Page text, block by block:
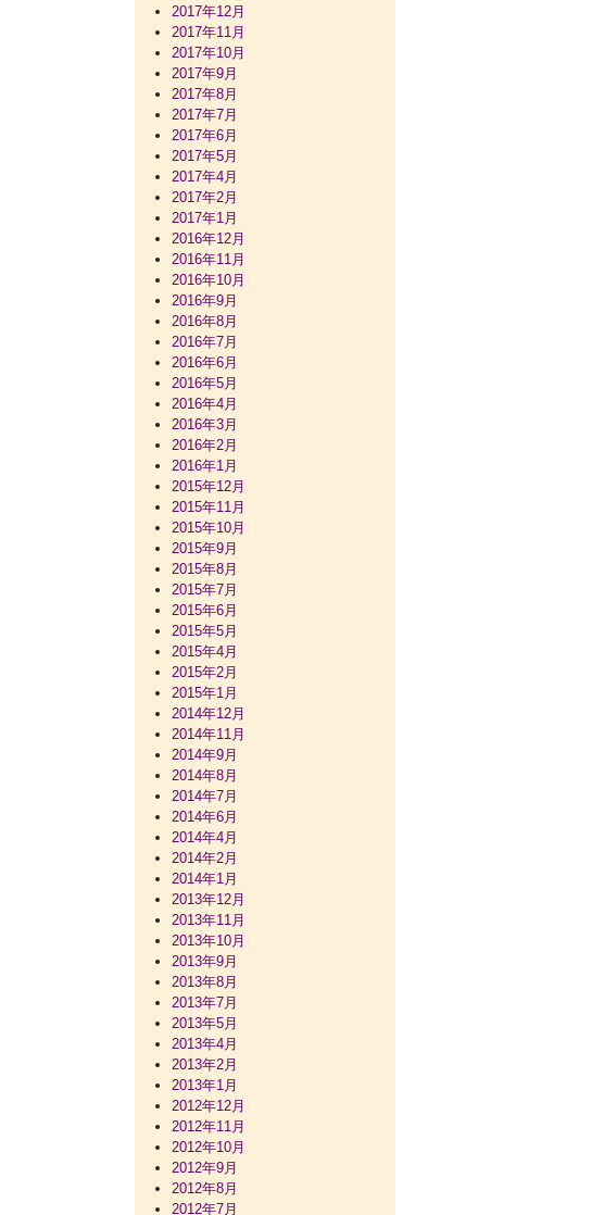
2017年12月
2017年11月
2017年10月
2017年9月
2017年8月
2017年7月
2017年6月
2017年5月
2017年4月
2017年2月
2017年1月
2016年12月
2016年11月
2016年10月
2016年9月
2016年8月
2016年7月
2016年6月
2016年5月
2016年4月
2016年3月
2016年2月
2016年1月
2015年12月
2015年11月
2015年10月
2015年9月
2015年8月
2015年7月
2015年6月
2015年5月
2015年4月
2015年2月
2015年1月
2014年12月
2014年11月
2014年9月
2014年8月
2014年7月
2014年6月
2014年4月
2014年2月
2014年1月
2013年12月
2013年11月
2013年10月
2013年9月
2013年8月
2013年7月
2013年5月
2013年4月
2013年2月
2013年1月
2012年12月
2012年11月
2012年10月
2012年9月
2012年8月
2012年7月